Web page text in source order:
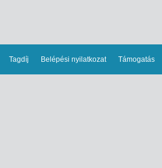
Tagdíj Belépési nyilatkozat Támogatás